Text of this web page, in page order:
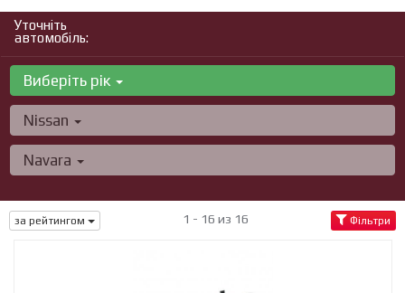
Уточніть
автомобіль:
Виберіть рік
Nissan
Navara
за рейтингом 1 - 16 из 16 Фільтри